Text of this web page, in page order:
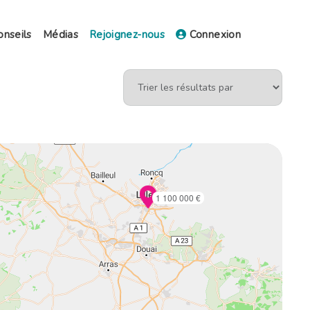
Médias Rejoignez-nous Connexion
1 100 000 €